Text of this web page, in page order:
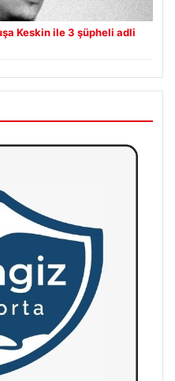
Keskin ile 3 şüpheli adli